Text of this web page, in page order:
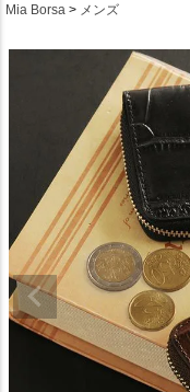
Mia Borsa メンズ